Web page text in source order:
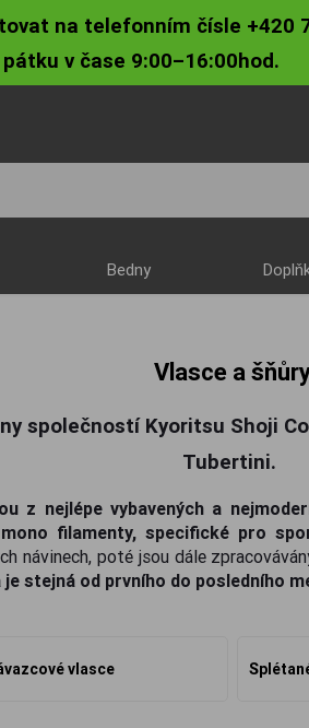
na telefonním čísle +420
v čase 9:00–16:00hod.
Bedny
Vlasce a
společností Kyoritsu Shoji
Tubertini.
z nejlépe vybavených a
filamenty, specifické pro
návinech, poté jsou dále
je stejná od prvního do posledního
vlasce